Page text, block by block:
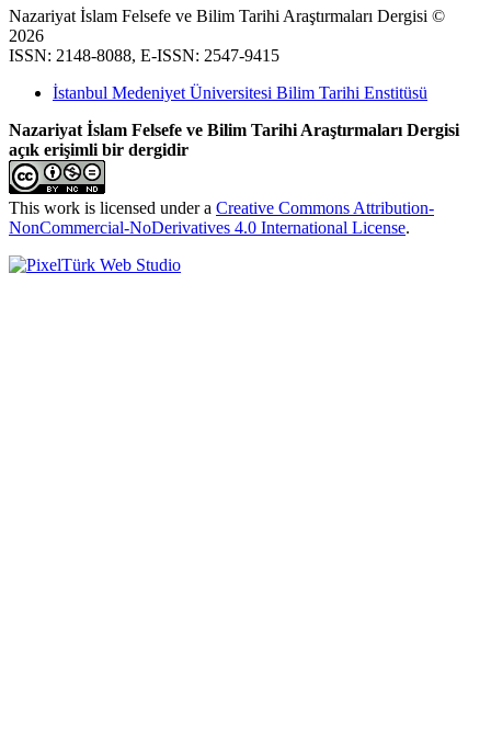
Nazariyat İslam Felsefe ve Bilim Tarihi Araştırmaları Dergisi ©
2026
ISSN: 2148-8088, E-ISSN: 2547-9415
İstanbul Medeniyet Üniversitesi Bilim Tarihi Enstitüsü
Nazariyat İslam Felsefe ve Bilim Tarihi Araştırmaları Dergisi
açık erişimli bir dergidir
This work is licensed under a Creative Commons Attribution-
NonCommercial-NoDerivatives 4.0 International License.